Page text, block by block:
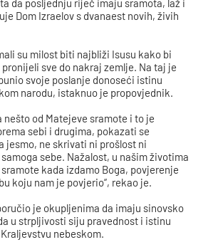
da posljednju riječ imaju sramota, laž i
Dom Izraelov s dvanaest novih, živih
su milost biti najbliži Isusu kako bi
sve do nakraj zemlje. Na taj je
svoje poslanje donoseći istinu
narodu, istaknuo je propovjednik.
nešto od Matejeve sramote i to je
sebi i drugima, pokazati se
jesmo, ne skrivati ni prošlost ni
sebe. Nažalost, u našim životima
kada izdamo Boga, povjerenje
koju nam je povjerio“, rekao je.
je okupljenima da imaju sinovsko
u strpljivosti siju pravednost i istinu
nebeskom.